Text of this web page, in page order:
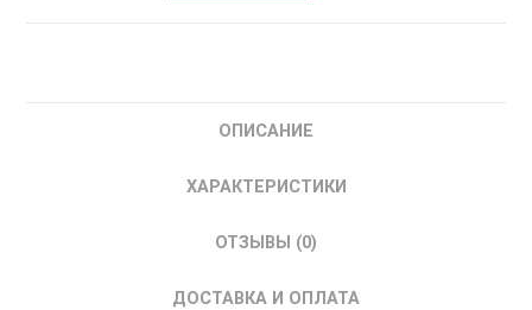
ОПИСАНИЕ
ХАРАКТЕРИСТИКИ
ОТЗЫВЫ (0)
ДОСТАВКА И ОПЛАТА